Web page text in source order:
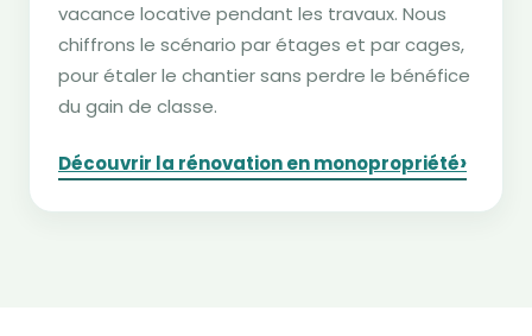
vacance locative pendant les travaux. Nous
chiffrons le scénario par étages et par cages,
pour étaler le chantier sans perdre le bénéfice
du gain de classe.
Découvrir la rénovation en monopropriété›